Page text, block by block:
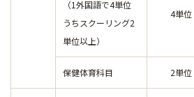
（1外国語で4単位
うちスクーリング2
単位以上）
4単位
保健体育科目 2単位